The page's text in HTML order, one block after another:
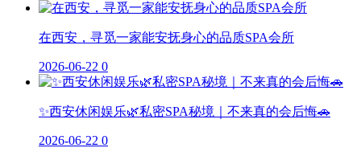
在西安，寻觅一家能安抚身心的品质SPA会所
2026-06-22 0
✨西安休闲娱乐🌿私密SPA秘境｜不来真的会后悔🚗
2026-06-22 0